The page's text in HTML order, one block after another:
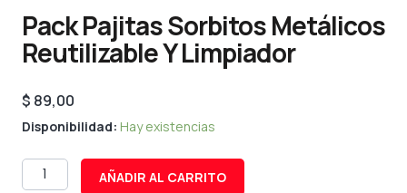
m
-
1
Pack Pajitas Sorbitos Metálicos
Reutilizable Y Limpiador
$ 89,00
Disponibilidad: Hay existencias
Pack
Sorbitos
Metálicos
AÑADIR AL CARRITO